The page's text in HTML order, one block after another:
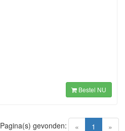
Bestel NU
« 1 (current)
»
Pagina(s) gevonden: